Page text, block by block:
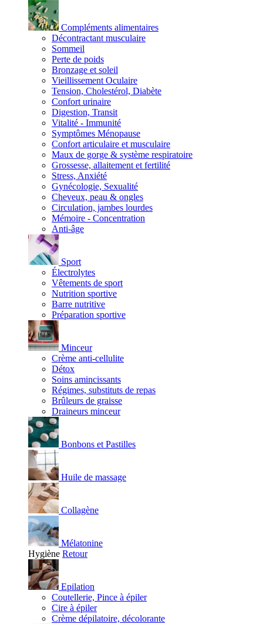
Compléments alimentaires
Décontractant musculaire
Sommeil
Perte de poids
Bronzage et soleil
Vieillissement Oculaire
Tension, Cholestérol, Diabète
Confort urinaire
Digestion, Transit
Vitalité - Immunité
Symptômes Ménopause
Confort articulaire et musculaire
Maux de gorge & système respiratoire
Grossesse, allaitement et fertilité
Stress, Anxiété
Gynécologie, Sexualité
Cheveux, peau & ongles
Circulation, jambes lourdes
Mémoire - Concentration
Anti-âge
Sport
Électrolytes
Vêtements de sport
Nutrition sportive
Barre nutritive
Préparation sportive
Minceur
Crème anti-cellulite
Détox
Soins amincissants
Régimes, substituts de repas
Brûleurs de graisse
Draineurs minceur
Bonbons et Pastilles
Huile de massage
Collagène
Mélatonine
Hygiène Retour
Epilation
Coutellerie, Pince à épiler
Cire à épiler
Crème dépilatoire, décolorante